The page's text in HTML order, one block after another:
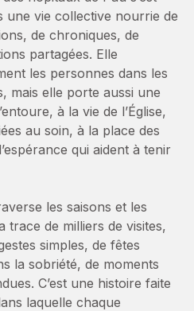
une vie collective nourrie de
de chroniques, de
partagées. Elle
les personnes dans les
mais elle porte aussi une
à la vie de l’Église,
au soin, à la place des
qui aident à tenir
les saisons et les
trace de milliers de visites,
simples, de fêtes
la sobriété, de moments
C’est une histoire faite
laquelle chaque